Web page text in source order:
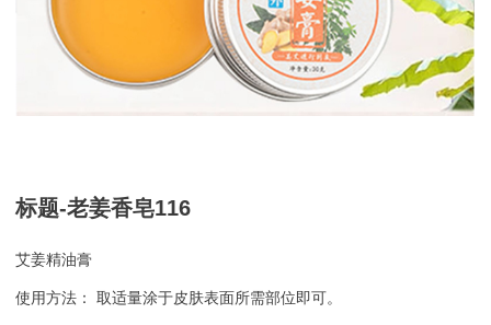
标题-老姜香皂116
艾姜精油膏
使用方法： 取适量涂于皮肤表面所需部位即可。